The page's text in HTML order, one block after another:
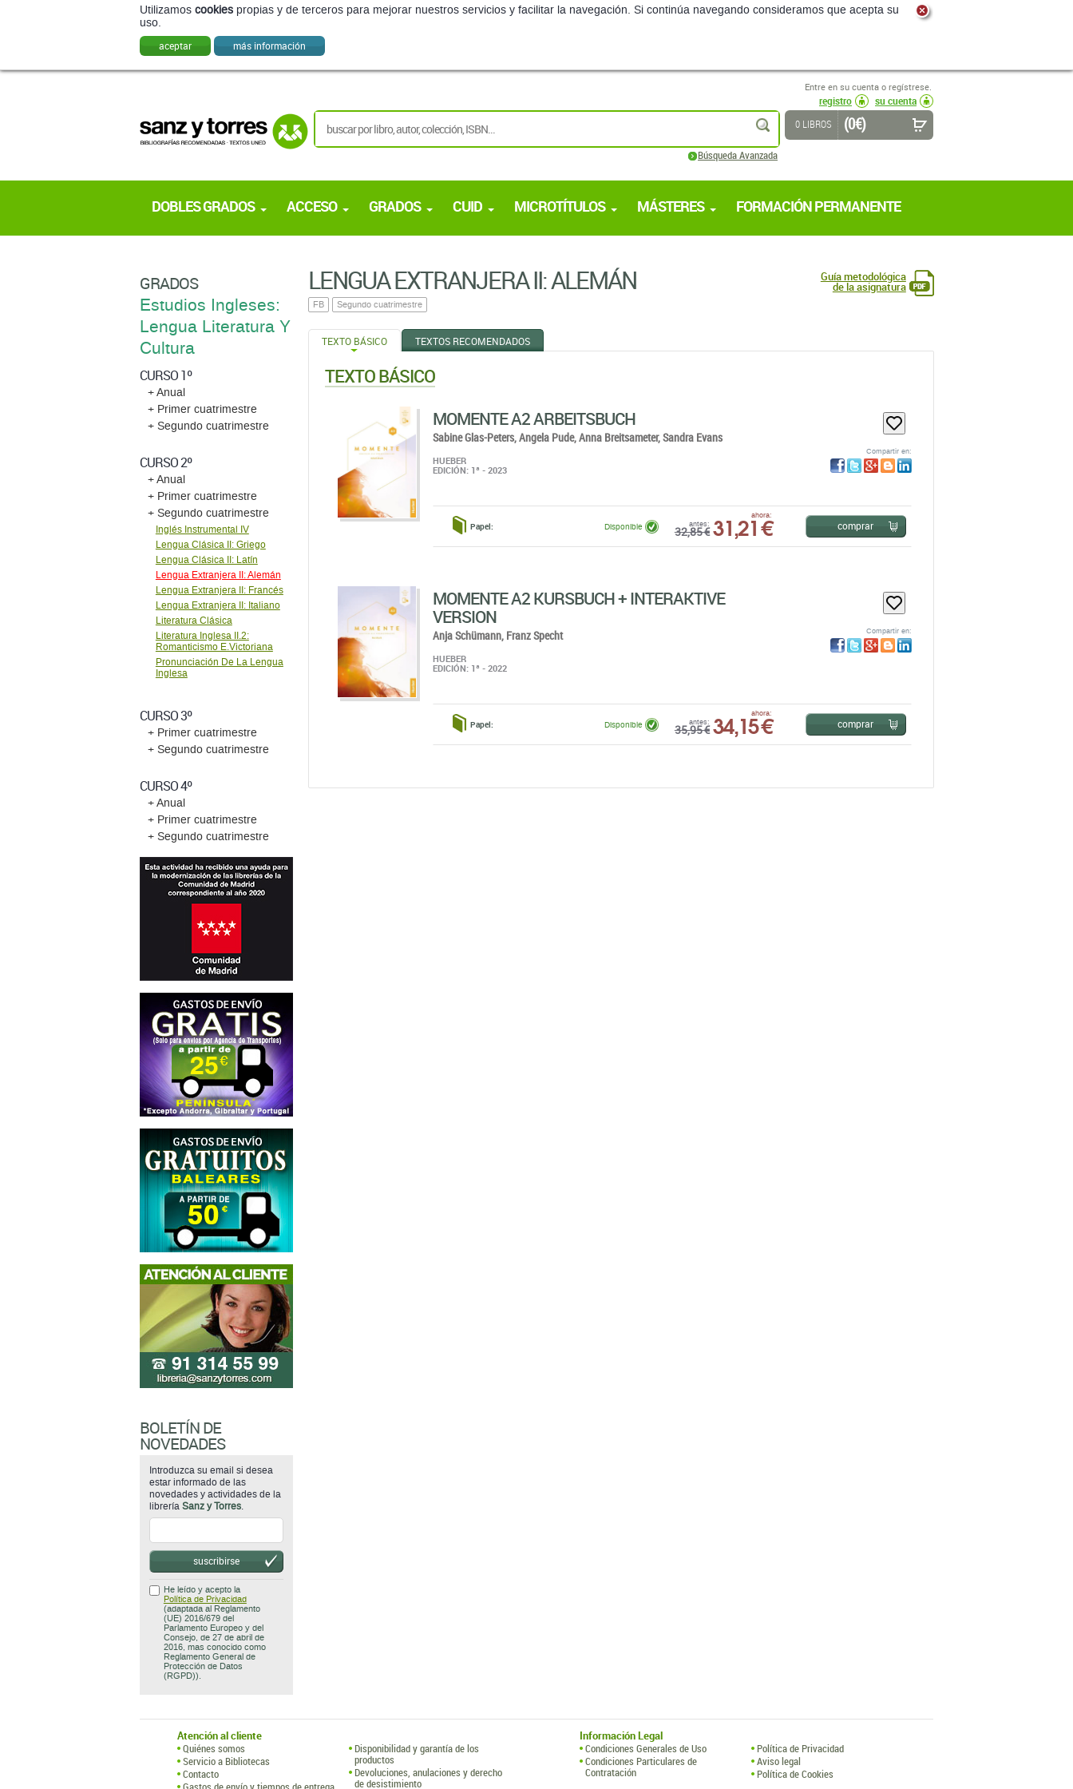
Utilizamos cookies propias y de terceros para mejorar nuestros servicios y facilitar la navegación. Si continúa navegando consideramos que acepta su
uso.
aceptar más información
Entre en su cuenta o regístrese.
registro
su cuenta
buscar
Búsqueda Avanzada
0 LIBROS (0 €)
DOBLES GRADOS ACCESO GRADOS CUID MICROTÍTULOS MÁSTERES FORMACIÓN PERMANENTE
LENGUA EXTRANJERA II: ALEMÁN
FB Segundo cuatrimestre
Guía metodológica
de la asignatura
TEXTO BÁSICO TEXTOS RECOMENDADOS
TEXTO BÁSICO
MOMENTE A2 ARBEITSBUCH
Sabine Glas-Peters,Angela Pude,Anna Breitsameter,Sandra Evans
HUEBER
EDICIÓN: 1ª - 2023
Compartir en:
Papel: antes:
32,85 €
ahora:
31,21 €
Disponible comprar
MOMENTE A2 KURSBUCH + INTERAKTIVE
VERSION
Anja Schümann, Franz Specht
HUEBER
EDICIÓN: 1ª - 2022
Compartir en:
Papel: antes:
35,95 €
ahora:
34,15 €
Disponible comprar
GRADOS
Estudios Ingleses:
Lengua Literatura Y
Cultura
CURSO 1º
+ Anual
+ Primer cuatrimestre
+ Segundo cuatrimestre
CURSO 2º
+ Anual
+ Primer cuatrimestre
+ Segundo cuatrimestre
Inglés Instrumental IV
Lengua Clásica II: Griego
Lengua Clásica II: Latín
Lengua Extranjera II: Alemán
Lengua Extranjera II: Francés
Lengua Extranjera II: Italiano
Literatura Clásica
Literatura Inglesa II.2:
Romanticismo E.Victoriana
Pronunciación De La Lengua
Inglesa
CURSO 3º
+ Primer cuatrimestre
+ Segundo cuatrimestre
CURSO 4º
+ Anual
+ Primer cuatrimestre
+ Segundo cuatrimestre
BOLETÍN DE
NOVEDADES
Introduzca su email si desea
estar informado de las
novedades y actividades de la
librería Sanz y Torres.
suscribirse
He leído y acepto la
Política de Privacidad
(adaptada al Reglamento
(UE) 2016/679 del
Parlamento Europeo y del
Consejo, de 27 de abril de
2016, mas conocido como
Reglamento General de
Protección de Datos
(RGPD)).
Atención al cliente
Quiénes somos
Servicio a Bibliotecas
Contacto
Disponibilidad y garantía de los
productos
Devoluciones, anulaciones y derecho
de desistimiento
Información Legal
Condiciones Generales de Uso
Condiciones Particulares de
Contratación
Política de Privacidad
Aviso legal
Política de Cookies